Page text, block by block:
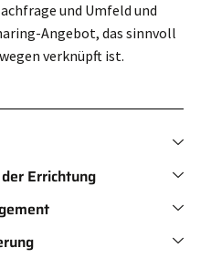
und Umfeld und
Angebot, das sinnvoll
verknüpft ist.
Errichtung